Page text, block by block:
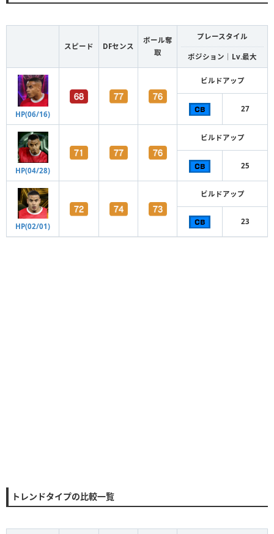
スピード DFセンス
ボール奪
取
プレースタイル
ポジション｜Lv.最大
HP(06/16)
ビルドアップ
27
HP(04/28)
ビルドアップ
25
HP(02/01)
ビルドアップ
23
トレンドタイプの比較一覧